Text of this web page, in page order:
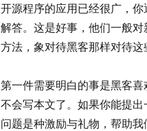
开源程序的应用已经很广，
解答。这是好事，他们一般
方法，象对待黑客那样对待这
第一件需要明白的事是黑客
不会写本文了。如果你能提
问题是种激励与礼物，帮助